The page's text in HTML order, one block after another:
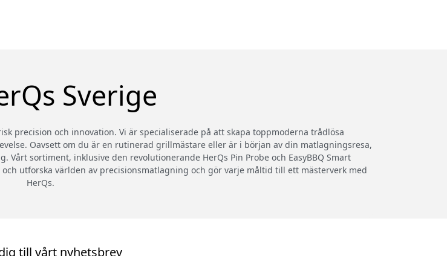
Sverige
precision och innovation. Vi är specialiserade på att skapa toppmoderna trådlösa
Oavsett om du är en rutinerad grillmästare eller är i början av din matlagningsresa,
sortiment, inklusive den revolutionerande HerQs Pin Probe och EasyBBQ Smart
utforska världen av precisionsmatlagning och gör varje måltid till ett mästerverk med
HerQs.
till vårt nyhetsbrev